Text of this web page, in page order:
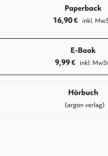
Paperback
16,90€ inkl.
E-Book
9,99€ inkl.
Hörbuch
(argon verlag)